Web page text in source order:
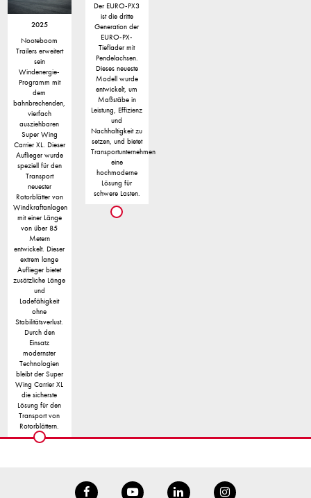
2025
Nooteboom
Trailers erweitert
sein
Windenergie-
Programm mit
dem
bahnbrechenden,
vierfach
ausziehbaren
Super Wing
Carrier XL. Dieser
Auflieger wurde
speziell für den
Transport
neuester
Rotorblätter von
Windkraftanlagen
mit einer Länge
von über 85
Metern
entwickelt. Dieser
extrem lange
Auflieger bietet
zusätzliche Länge
und
Ladefähigkeit
ohne
Stabilitätsverlust.
Durch den
Einsatz
modernster
Technologien
bleibt der Super
Wing Carrier XL
die sicherste
Lösung für den
Transport von
Rotorblättern.
Der EURO-PX3
ist die dritte
Generation der
EURO-PX-
Tieflader mit
Pendelachsen.
Dieses neueste
Modell wurde
entwickelt, um
Maßstäbe in
Leistung, Effizienz
und
Nachhaltigkeit zu
setzen, und bietet
Transportunternehmen
eine
hochmoderne
Lösung für
schwere Lasten.